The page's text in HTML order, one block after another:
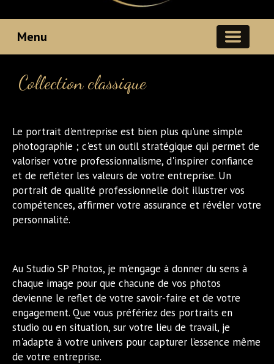
Menu
Collection classique
Le portrait d'entreprise est bien plus qu'une simple
photographie ; c'est un outil stratégique qui permet de
valoriser votre professionnalisme, d'inspirer confiance
et de refléter les valeurs de votre entreprise. Un
portrait de qualité professionnelle doit illustrer vos
compétences, affirmer votre assurance et révéler votre
personnalité.
Au Studio SP Photos, je m'engage à donner du sens à
chaque image pour que chacune de vos photos
devienne le reflet de votre savoir-faire et de votre
engagement. Que vous préfériez des portraits en
studio ou en situation, sur votre lieu de travail, je
m'adapte à votre univers pour capturer l’essence même
de votre entreprise.